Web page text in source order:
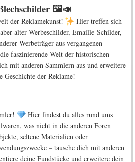
🖼️📣
der Reklamekunst!
Hier treffen sich
alter Werbeschilder, Emaille-Schilder,
Werbeträger aus vergangenen
faszinierende Welt der historischen
mit anderen Sammlern aus und erweitere
Geschichte der Reklame!
Hier findest du alles rund ums
was nicht in die anderen Foren
seltene Materialien oder
– tausche dich mit anderen
deine Fundstücke und erweitere dein